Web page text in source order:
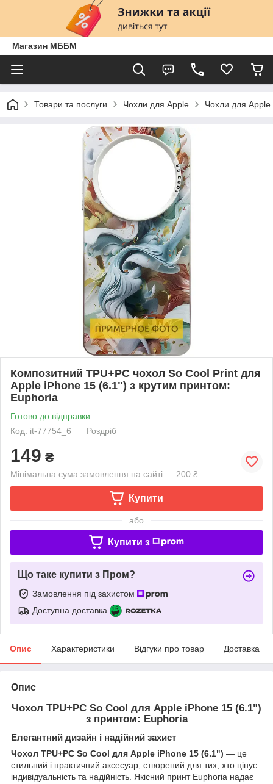
Магазин МББМ
Товари та послуги Чохли для Apple Чохли для Apple
Композитний TPU+PC чохол So Cool Print для
Apple iPhone 15 (6.1") з крутим принтом:
Euphoria
Готово до відправки
Код: it-77754_6
Роздріб
149 ₴
Мінімальна сума замовлення на сайті — 200 ₴
Купити
або
Купити з
Що таке купити з Пром?
Замовлення під захистом
Доступна доставка
Опис Характеристики Відгуки про товар Доставка
Опис
Чохол TPU+PC So Cool для Apple iPhone 15 (6.1")
з принтом: Euphoria
Елегантний дизайн і надійний захист
Чохол TPU+PC So Cool для Apple iPhone 15 (6.1") — це
стильний і практичний аксесуар, створений для тих, хто цінує
індивідуальність та надійність. Якісний принт Euphoria надає